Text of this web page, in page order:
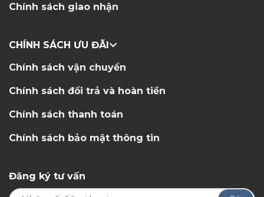
Chính sách giao nhận
CHÍNH SÁCH ƯU ĐÃI
Chính sách vận chuyển
Chính sách đổi trả và hoàn tiền
Chính sách thanh toán
Chính sách bảo mật thông tin
Đăng ký tư vấn